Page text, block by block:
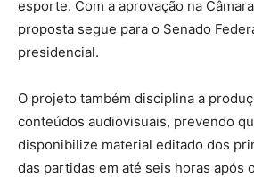
esporte. Com a aprovação na
proposta segue para o Senado
presidencial.
O projeto também disciplina a
conteúdos audiovisuais, prevendo
disponibilize material editado dos
das partidas em até seis horas após